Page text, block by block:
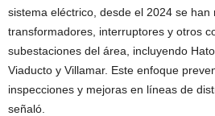
sistema eléctrico, desde el 2024 se
transformadores, interruptores y otros
subestaciones del área, incluyendo
Viaducto y Villamar. Este enfoque
inspecciones y mejoras en líneas de
señaló.